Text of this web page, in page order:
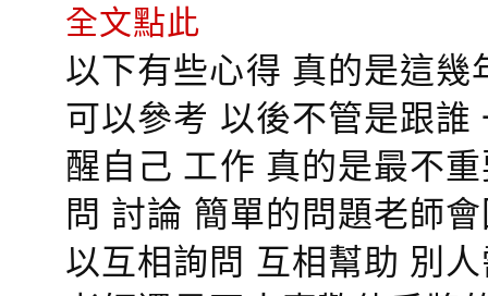
全文點此
以下有些心得 真的是這
可以參考 以後不管是跟
醒自己 工作 真的是最不
問 討論 簡單的問題老師
以互相詢問 互相幫助 別